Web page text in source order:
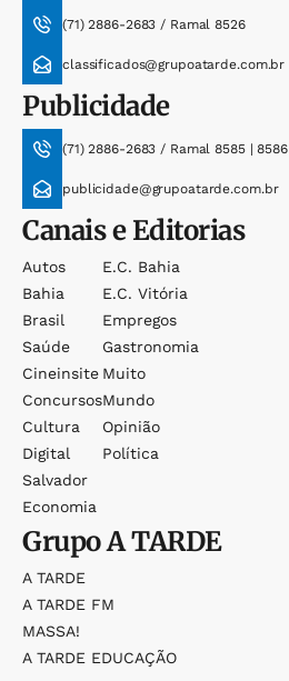
(71) 2886-2683 / Ramal 8526
classificados@grupoatarde.com.br
Publicidade
(71) 2886-2683 / Ramal 8585 | 8586
publicidade@grupoatarde.com.br
Canais e Editorias
Autos
Bahia
Brasil
Saúde
Cineinsite
Concursos
Cultura
Digital
Salvador
Economia
E.c. Bahia
E.c. Vitória
Empregos
Gastronomia
Muito
Mundo
Opinião
Política
GrupoA TARDE
A TARDE
A TARDE FM
MASSA!
A TARDE EDUCAÇÃO